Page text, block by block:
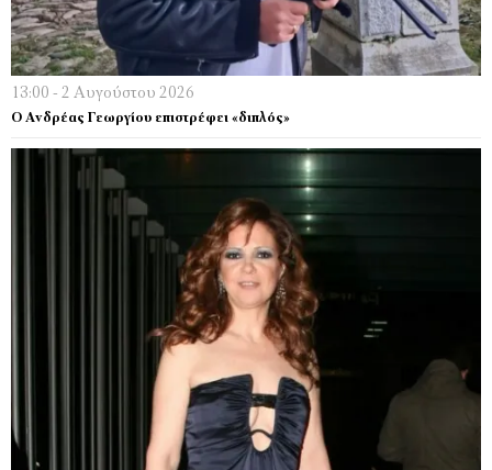
13:00 - 2 Αυγούστου 2026
Ο Ανδρέας Γεωργίου επιστρέφει «διπλός»